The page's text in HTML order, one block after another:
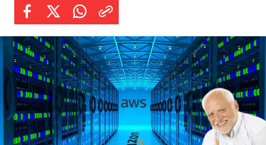
obligatoriamente a través de capas predefinidas
de servidores. Este antiguo formato generaba